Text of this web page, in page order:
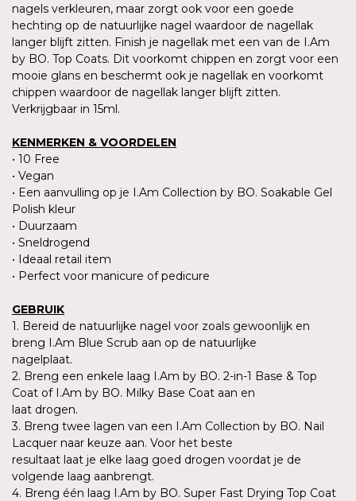
nagels verkleuren, maar zorgt ook voor een goede
hechting op de natuurlijke nagel waardoor de nagellak
langer blijft zitten. Finish je nagellak met een van de I.Am
by BO. Top Coats. Dit voorkomt chippen en zorgt voor een
mooie glans en beschermt ook je nagellak en voorkomt
chippen waardoor de nagellak langer blijft zitten.
Verkrijgbaar in 15ml.
KENMERKEN & VOORDELEN
• 10 Free
• Vegan
• Een aanvulling op je I.Am Collection by BO. Soakable Gel
Polish kleur
• Duurzaam
• Sneldrogend
• Ideaal retail item
• Perfect voor manicure of pedicure
GEBRUIK
1. Bereid de natuurlijke nagel voor zoals gewoonlijk en
breng I.Am Blue Scrub aan op de natuurlijke
nagelplaat.
2. Breng een enkele laag I.Am by BO. 2-in-1 Base & Top
Coat of I.Am by BO. Milky Base Coat aan en
laat drogen.
3. Breng twee lagen van een I.Am Collection by BO. Nail
Lacquer naar keuze aan. Voor het beste
resultaat laat je elke laag goed drogen voordat je de
volgende laag aanbrengt.
4. Breng één laag I.Am by BO. Super Fast Drying Top Coat